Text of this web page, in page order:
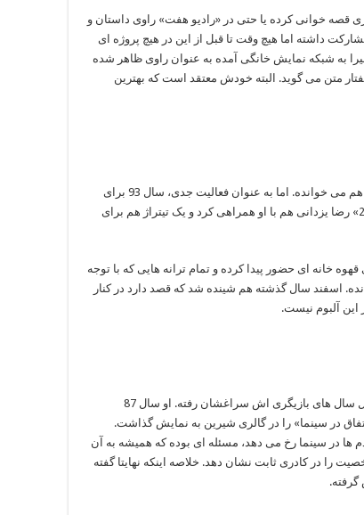
قصه خوانی کرده یا حتی در «رادیو هفت» راوی داستان و
داشته اما هیچ وقت تا قبل از این در هیچ پروژه ای
به شبکه نمایش خانگی آمده به عنوان راوی ظاهر شده
گفتار متن می گوید. البته خودش معتقد است که بهترین
از همان بچگی به موسیقی علاقه داشته و گهگاه ترانه هایی هم می خوانده. اما به عنوان فعالیت جدی، سال 93 برای
گروه دارکوب چند ترانه خواند. بعد از آن در آلبوم «ساعت 25» رضا یزدانی هم با او همراهی کرد و یک تیتراژ هم برای
خانه ای حضور پیدا کرده و تمام ترانه هایی که با توجه
اسفند سال گذشته هم شینده شد که قصد دارد در کنار
این آلبوم نیست.
عکاسی هم یکی دیگر از فعالیت هایی است که بهداد در طول سال های بازیگری اش سراغشان رفته. او سال 87
موضوع «کادر و اتفاق در سینما» را در گالری شیرین به نمایش گذاشت.
در سینما رخ می دهد، مسئله ای بوده که همیشه به آن
را در کادری ثابت نشان دهد. خلاصه اینکه نهایتا گفته